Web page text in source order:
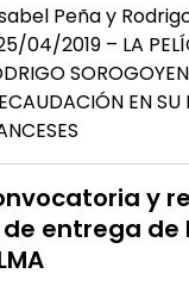
Peña y
04/2019 – LA
EN SU
y
entrega de